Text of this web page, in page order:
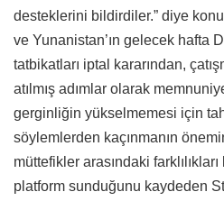
desteklerini bildirdiler.” diye
ve Yunanistan’ın gelecek hafta
tatbikatları iptal kararından,
atılmış adımlar olarak
gerginliğin yükselmemesi için
söylemlerden kaçınmanın
müttefikler arasındaki
platform sunduğunu kaydeden